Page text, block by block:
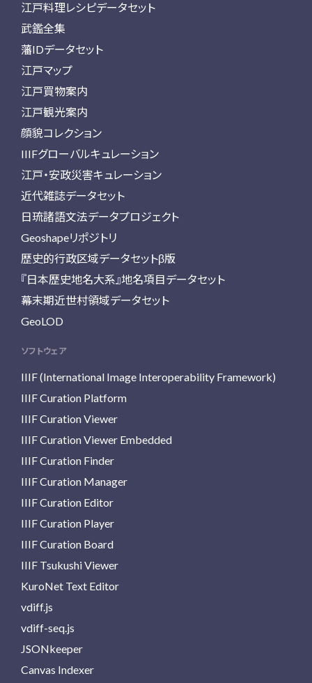
江戸料理レシピデータセット
武鑑全集
藩IDデータセット
江戸マップ
江戸買物案内
江戸観光案内
顔貌コレクション
IIIFグローバルキュレーション
江戸・安政災害キュレーション
近代雑誌データセット
日琉諸語文法データプロジェクト
Geoshapeリポジトリ
歴史的行政区域データセットβ版
『日本歴史地名大系』地名項目データセット
幕末期近世村領域データセット
GeoLOD
ソフトウェア
IIIF (International Image Interoperability Framework)
IIIF Curation Platform
IIIF Curation Viewer
IIIF Curation Viewer Embedded
IIIF Curation Finder
IIIF Curation Manager
IIIF Curation Editor
IIIF Curation Player
IIIF Curation Board
IIIF Tsukushi Viewer
KuroNet Text Editor
vdiff.js
vdiff-seq.js
JSONkeeper
Canvas Indexer